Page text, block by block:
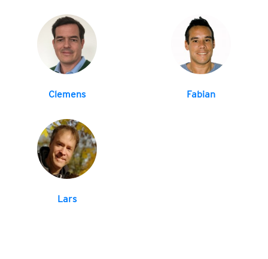
Clemens Fabian
Lars